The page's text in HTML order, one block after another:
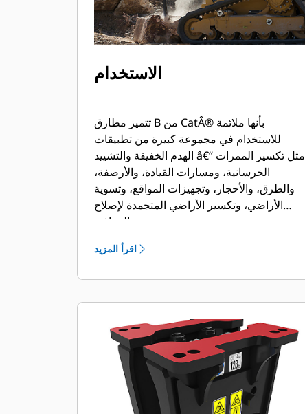
الاستخدام
تتميز مطارق B من CatÂ® بأنها ملائمة
للاستخدام في مجموعة كبيرة من تطبيقات
الهدم الخفيفة والتشييد â€“ مثل تكسير الممرات
الخرسانية، ومسارات القيادة، والأرصفة،
والطرق، والأحجار، وتجهيزات المواقع، وتسوية
الأراضي، وتكسير الأراضي المتجمدة لإصلاح
اقرأ المزيد